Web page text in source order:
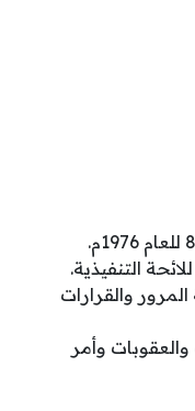
التنفيذية.
والقرارات
وأمر